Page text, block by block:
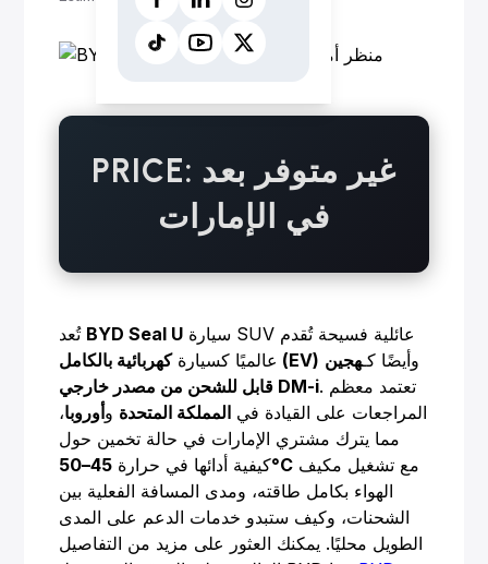
PRICE: غير متوفر بعد
في الإمارات
تُعد BYD Seal U
عالميًا كسيارة كهربائية بالكامل (EV) وأيضًا كـهجين
قابل للشحن من مصدر خارجي DM-i. تعتمد معظم
المراجعات على القيادة في المملكة المتحدة وأوروبا،
مما يترك مشتري الإمارات في حالة تخمين حول
كيفية أدائها في حرارة45–50°C
الهواء بكامل طاقته، ومدى المسافة الفعلية بين
الشحنات، وكيف ستبدو خدمات الدعم على المدى
الطويل محليًا. يمكنك العثور على مزيد من التفاصيل